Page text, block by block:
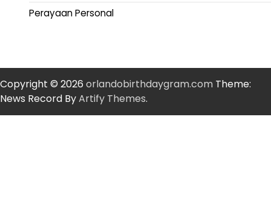
Perayaan Personal
Copyright © 2026 orlandobirthdaygram.com Theme:
News Record ByArtify Themes.